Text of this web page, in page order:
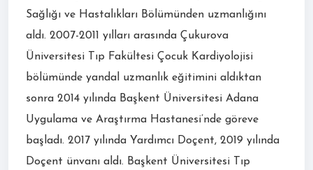
Sağlığı ve Hastalıkları Bölümünden uzmanlığını
aldı. 2007-2011 yılları arasında Çukurova
Üniversitesi Tıp Fakültesi Çocuk Kardiyolojisi
bölümünde yandal uzmanlık eğitimini aldıktan
sonra 2014 yılında Başkent Üniversitesi Adana
Uygulama ve Araştırma Hastanesi’nde göreve
başladı. 2017 yılında Yardımcı Doçent, 2019 yılında
Doçent ünvanı aldı. Başkent Üniversitesi Tıp